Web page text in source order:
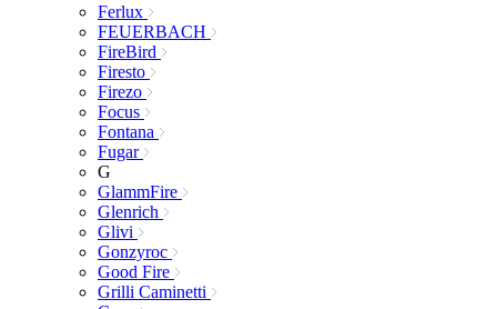
Ferlux
FEUERBACH
FireBird
Firesto
Firezo
Focus
Fontana
Fugar
G
GlammFire
Glenrich
Glivi
Gonzyroc
Good Fire
Grilli Caminetti